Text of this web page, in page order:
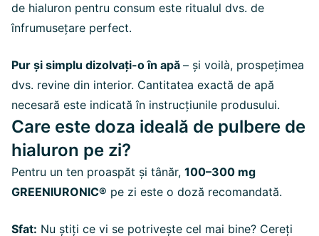
de hialuron pentru consum este ritualul dvs. de
înfrumusețare perfect.
Pur și simplu dizolvați-o în apă – și voilà, prospețimea
dvs. revine din interior. Cantitatea exactă de apă
necesară este indicată în instrucțiunile produsului.
Care este doza ideală de pulbere de
hialuron pe zi?
Pentru un ten proaspăt și tânăr, 100–300 mg
GREENIURONIC® pe zi este o doză recomandată.
Sfat: Nu știți ce vi se potrivește cel mai bine? Cereți